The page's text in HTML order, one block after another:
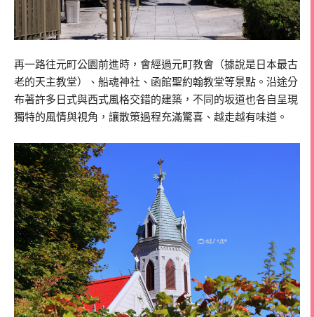
再一路往元町公園前進時，會經過元町教會（據說是日本最古
老的天主教堂）、船魂神社、函館聖約翰教堂等景點。沿途分
布著許多日式與西式風格交錯的建築，不同的坂道也各自呈現
獨特的風情與視角，讓散策過程充滿驚喜、越走越有味道。